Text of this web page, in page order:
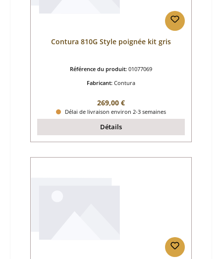
Contura 810G Style poignée kit gris
Référence du produit: 01077069
Fabricant: Contura
Prix régulier :
269,00 €
Délai de livraison environ 2-3 semaines
Détails